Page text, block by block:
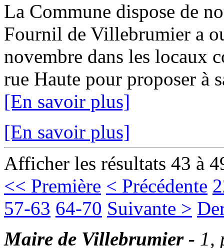
La Commune dispose de
Fournil de Villebrumier a
novembre dans les locaux
rue Haute pour proposer à
[En savoir plus]
[En savoir plus]
Afficher les résultats 43 à
<< Première < Précédente
57-63 64-70 Suivante >
Maire de Villebrumier - 1,